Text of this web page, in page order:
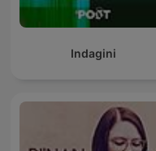
Indagini